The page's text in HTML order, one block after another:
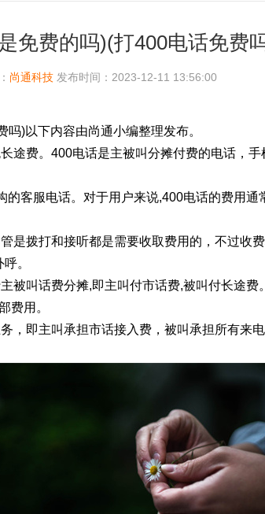
免费的吗)(打400电话免费
尚通科技 发布时间：2023-12-11 13:56:00
)以下内容由尚通小编整理发布。
途费。400电话是主被叫分摊付费的电话，
的客服电话。对于用户来说,400电话的费用通
是拨打和接听都是需要收取费用的，不过收
。
被叫话费分摊,即主叫付市话费,被叫付长途费
费用。
，即主叫承担市话接入费，被叫承担所有来